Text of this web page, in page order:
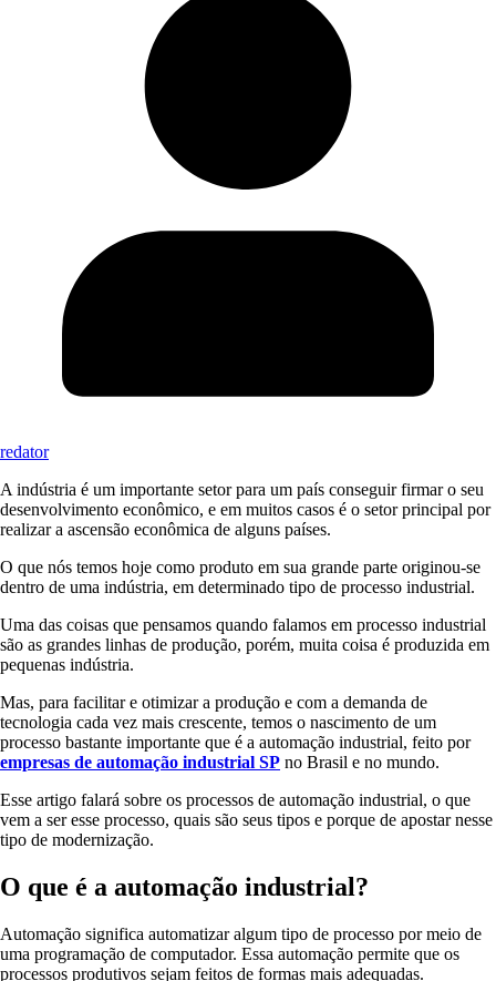
redator
A indústria é um importante setor para um país conseguir firmar o seu
desenvolvimento econômico, e em muitos casos é o setor principal por
realizar a ascensão econômica de alguns países.
O que nós temos hoje como produto em sua grande parte originou-se
dentro de uma indústria, em determinado tipo de processo industrial.
Uma das coisas que pensamos quando falamos em processo industrial
são as grandes linhas de produção, porém, muita coisa é produzida em
pequenas indústria.
Mas, para facilitar e otimizar a produção e com a demanda de
tecnologia cada vez mais crescente, temos o nascimento de um
processo bastante importante que é a automação industrial, feito por
empresas de automação industrial SP no Brasil e no mundo.
Esse artigo falará sobre os processos de automação industrial, o que
vem a ser esse processo, quais são seus tipos e porque de apostar nesse
tipo de modernização.
O que é a automação industrial?
Automação significa automatizar algum tipo de processo por meio de
uma programação de computador. Essa automação permite que os
processos produtivos sejam feitos de formas mais adequadas.